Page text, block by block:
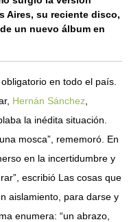
Aires, su reciente disco,
un nuevo álbum en
en todo el país.
Hernán Sánchez
la inédita situación.
mosca”, rememoró. En
en la incertidumbre y
escribió Las cosas que
aislamiento, para darse y
enumera: “un abrazo,